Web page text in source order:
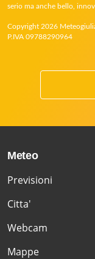
serio ma anche bello,
Copyright 2026
P.IVA 09788290964
Meteo
Previsioni
Citta'
Webcam
Mappe